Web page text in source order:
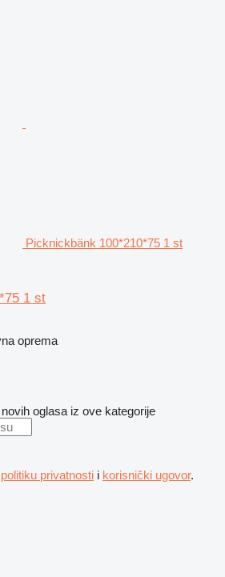
Picknickbänk 100*210*75 1 st
1 st
oprema
oglasa iz ove kategorije
politiku privatnosti i korisnički ugovor.